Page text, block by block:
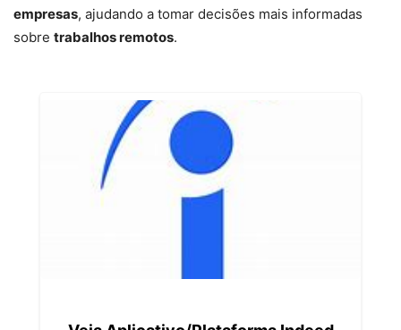
empresas, ajudando a tomar decisões mais informadas
sobre trabalhos remotos.